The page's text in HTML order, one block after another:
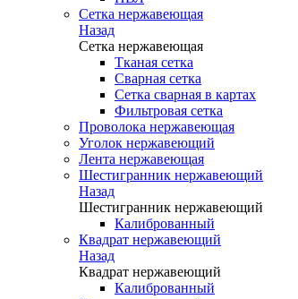
Сетка нержавеющая
Назад
Сетка нержавеющая
Тканая сетка
Сварная сетка
Сетка сварная в картах
Фильтровая сетка
Проволока нержавеющая
Уголок нержавеющий
Лента нержавеющая
Шестигранник нержавеющий
Назад
Шестигранник нержавеющий
Калиброванный
Квадрат нержавеющий
Назад
Квадрат нержавеющий
Калиброванный